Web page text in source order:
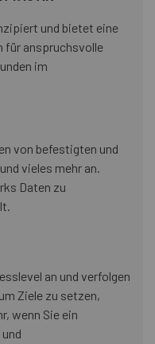
und bietet eine
für anspruchsvolle
im
von befestigten und
vieles mehr an.
Daten zu
an und verfolgen
Ziele zu setzen,
wenn Sie ein